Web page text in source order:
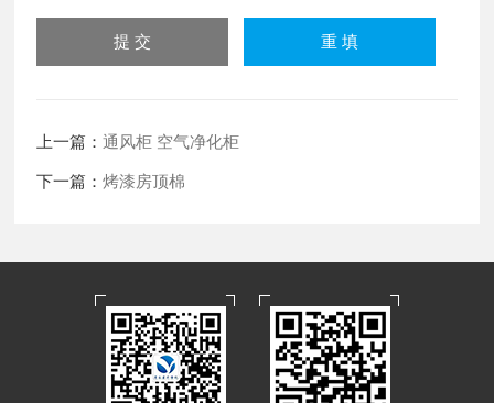
上一篇：通风柜 空气净化柜
下一篇：烤漆房顶棉